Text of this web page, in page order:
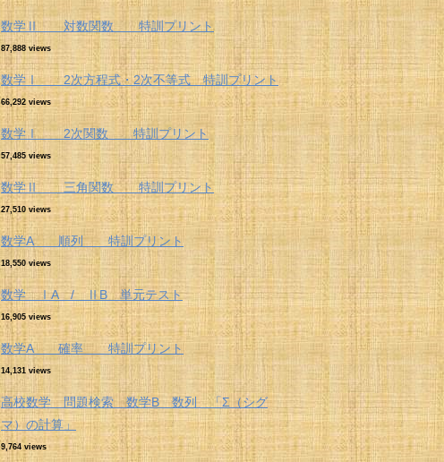
数学Ⅱ 対数関数 特訓プリント
87,888 views
数学Ⅰ 2次方程式・2次不等式 特訓プリント
66,292 views
数学Ⅰ 2次関数 特訓プリント
57,485 views
数学Ⅱ 三角関数 特訓プリント
27,510 views
数学A 順列 特訓プリント
18,550 views
数学 ⅠA / ⅡB 単元テスト
16,905 views
数学A 確率 特訓プリント
14,131 views
高校数学 問題検索 数学B 数列 「Σ（シグ
マ）の計算」
9,764 views